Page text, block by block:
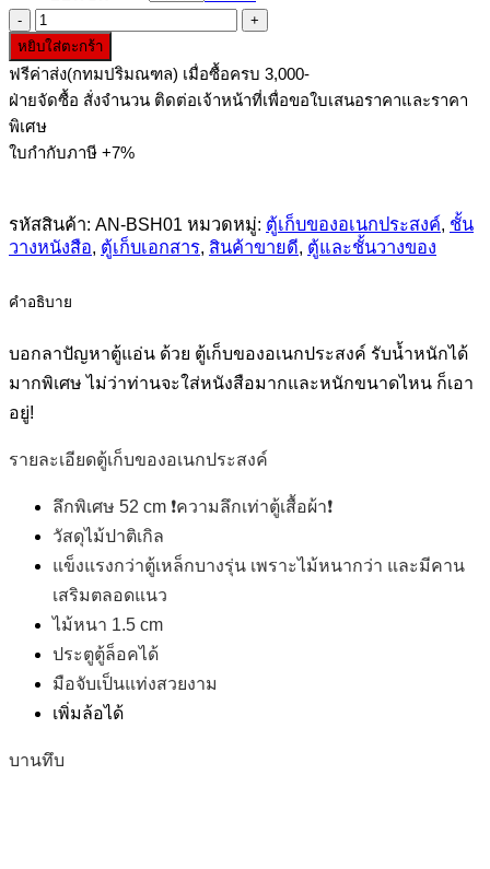
จำนวน
ตู้
เก็บ
ของ
อเนกประสงค์
80
น้ำ
หนัก
ได้
พิเศษ
ชิ้น
หยิบใส่ตะกร้า
ฟรีค่าส่ง(กทมปริมณฑล) เมื่อซื้อครบ 3,000-
ฝ่ายจัดซื้อ สั่งจำนวน ติดต่อเจ้าหน้าที่เพื่อขอใบเสนอราคาและราคา
พิเศษ
ใบกำกับภาษี +7%
รหัสสินค้า: AN-BSH01 หมวดหมู่: ตู้เก็บของอเนกประสงค์, ชั้น
วางหนังสือ, ตู้เก็บเอกสาร, สินค้าขายดี, ตู้และชั้นวางของ
คำอธิบาย
บอกลาปัญหาตู้แอ่น ด้วย ตู้เก็บของอเนกประสงค์ รับน้ำหนักได้
มากพิเศษ ไม่ว่าท่านจะใส่หนังสือมากและหนักขนาดไหน ก็เอา
อยู่!
รายละเอียดตู้เก็บของอเนกประสงค์
️ลึกพิเศษ 52 cm ❗️ความลึกเท่าตู้เสื้อผ้า❗️
วัสดุไม้ปาติเกิล
️แข็งแรงกว่าตู้เหล็กบางรุ่น เพราะไม้หนากว่า และมีคาน
เสริมตลอดแนว
️ไม้หนา 1.5 cm
ประตูตู้ล็อคได้
มือจับเป็นแท่งสวยงาม
เพิ่มล้อได้
บานทึบ